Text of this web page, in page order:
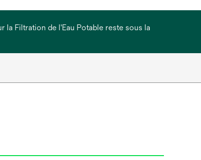
Filtration de l'Eau Potable reste sous la